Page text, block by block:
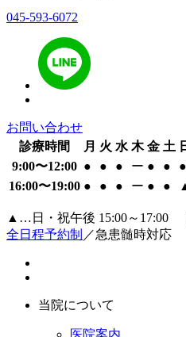
045-593-6072
お問い合わせ
診療時間
月 火 水 木 金 土
9:00〜12:00 ● ● ● ー ● ●
●
16:00〜19:00 ● ● ● ー ● ●
▲…日・祝午後 15:00～17:00
全日程予約制 ／急患髄時対応
当院について
医院案内